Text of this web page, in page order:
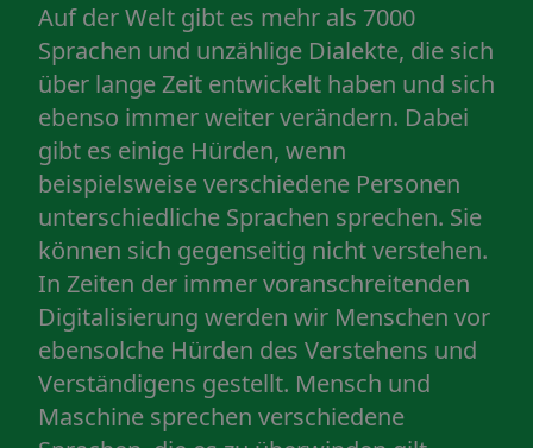
Auf der Welt gibt es mehr als 7000
Sprachen und unzählige Dialekte, die sich
über lange Zeit entwickelt haben und sich
ebenso immer weiter verändern. Dabei
gibt es einige Hürden, wenn
beispielsweise verschiedene Personen
unterschiedliche Sprachen sprechen. Sie
können sich gegenseitig nicht verstehen.
In Zeiten der immer voranschreitenden
Digitalisierung werden wir Menschen vor
ebensolche Hürden des Verstehens und
Verständigens gestellt. Mensch und
Maschine sprechen verschiedene